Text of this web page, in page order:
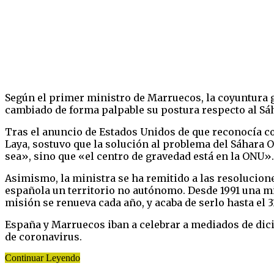
Según el primer ministro de Marruecos, la coyuntura
cambiado de forma palpable su postura respecto al
Tras el anuncio de Estados Unidos de que reconocía
Laya, sostuvo que la solución al problema del Sáhara
sea», sino que «el centro de gravedad está en la ONU».
Asimismo, la ministra se ha remitido a las
española un territorio no autónomo. Desde 1991 una
misión se renueva cada año, y acaba de serlo hasta el
España y Marruecos iban a celebrar a mediados de
de coronavirus.
Continuar Leyendo